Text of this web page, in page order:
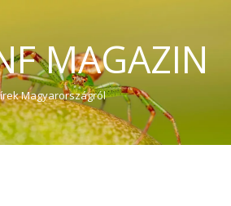
MAGAZIN
Magyarországról